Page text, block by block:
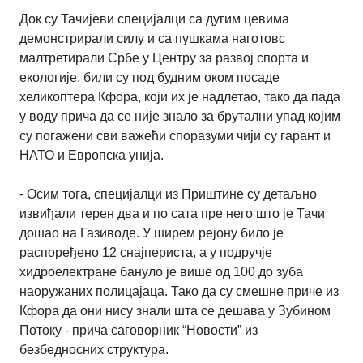
Док су Тачијеви специјалци са дугим цевима
демонстрирали силу и са пушкама наготовс
малтретирали Србе у Центру за развој спорта и
екологије, били су под будним оком посаде
хеликоптера Кфора, који их је надлетао, тако да пада
у воду прича да се није знало за брутални упад којим
су погажени сви важећи споразуми чији су гарант и
НАТО и Европска унија.
- Осим тога, специјалци из Приштине су детаљно
извиђали терен два и по сата пре него што је Тачи
дошао на Газиводе. У ширем рејону било је
распоређено 12 снајпериста, а у подручје
хидроелектране бануло је више од 100 до зуба
наоружаних полицајаца. Тако да су смешне приче из
Кфора да они нису знали шта се дешава у Зубином
Потоку - прича саговорник “Новости” из
безбедносних структура.